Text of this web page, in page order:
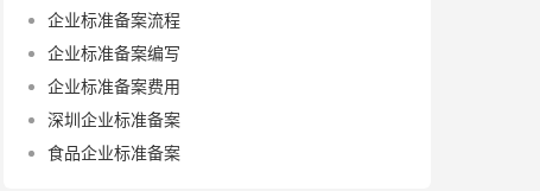
企业标准备案流程
企业标准备案编写
企业标准备案费用
深圳企业标准备案
食品企业标准备案